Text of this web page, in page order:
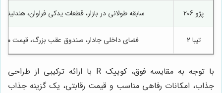
پژو 206 سابقه طولانی در بازار، قطعات یدکی فراوان،
تیبا 2 فضای داخلی جادار، صندوق عقب بزرگ، قیمت
با توجه به مقایسه فوق، کوییک R با ارائه ترکیبی از طراحی
جذاب، امکانات رفاهی مناسب و قیمت رقابتی، یک گزینه جذاب